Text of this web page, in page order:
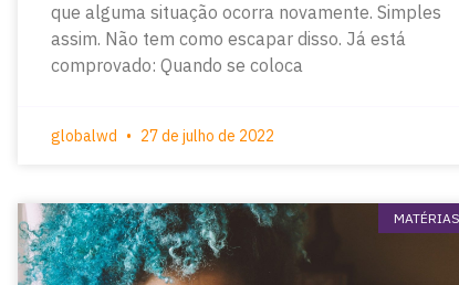
que alguma situação ocorra novamente. Simples
assim. Não tem como escapar disso. Já está
comprovado: Quando se coloca
globalwd 27 de julho de 2022
MATÉRIAS